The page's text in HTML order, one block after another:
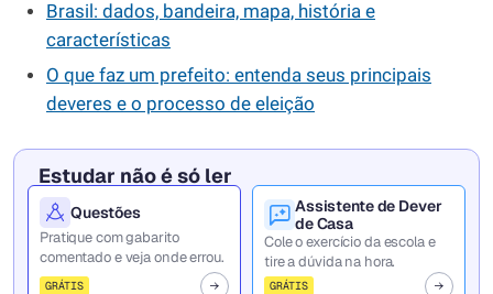
Brasil: dados, bandeira, mapa, história e
características
O que faz um prefeito: entenda seus principais
deveres e o processo de eleição
Estudar não é só ler
Questões
Pratique com gabarito
comentado e veja onde errou.
GRÁTIS
Assistente de Dever
de Casa
Cole o exercício da escola e
tire a dúvida na hora.
GRÁTIS